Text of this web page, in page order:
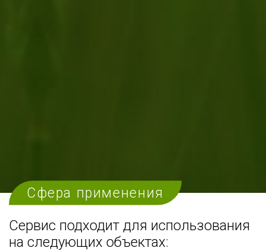
Сфера применения
Сервис подходит для использования
на следующих объектах: